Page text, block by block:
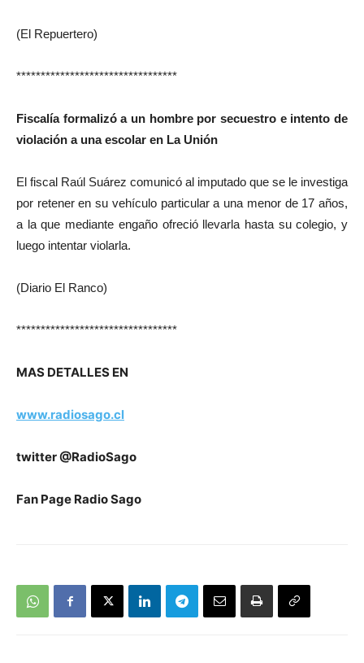
(El Repuertero)
*********************************
Fiscalía formalizó a un hombre por secuestro e intento de
violación a una escolar en La Unión
El fiscal Raúl Suárez comunicó al imputado que se le investiga
por retener en su vehículo particular a una menor de 17 años,
a la que mediante engaño ofreció llevarla hasta su colegio, y
luego intentar violarla.
(Diario El Ranco)
*********************************
MAS DETALLES EN
www.radiosago.cl
twitter @RadioSago
Fan Page Radio Sago